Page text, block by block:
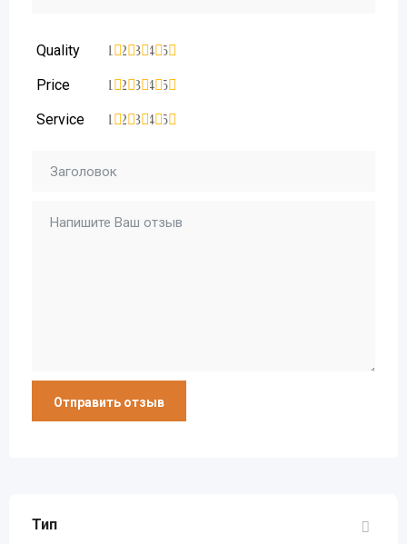
Quality 5
4
3
2
1
Price 5
4
3
2
1
Service 5
4
3
2
1
Тип